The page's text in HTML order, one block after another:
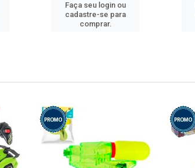
Faça seu login ou
cadastre-se para
comprar.